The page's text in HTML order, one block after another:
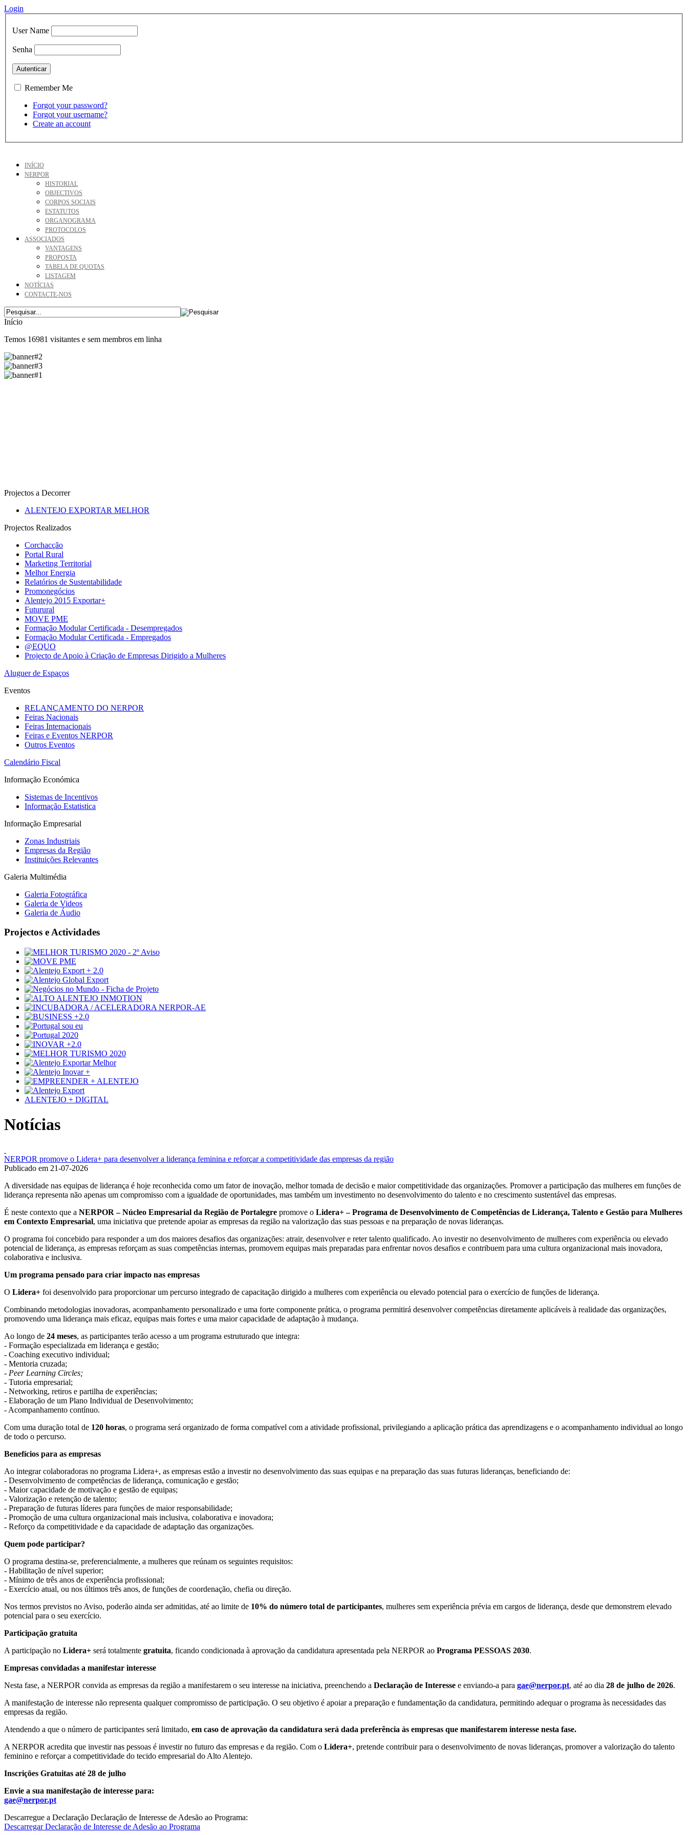
Login
User Name
Senha
Remember Me
Forgot your password?
Forgot your username?
Create an account
INÍCIO
NERPOR
HISTORIAL
OBJECTIVOS
CORPOS SOCIAIS
ESTATUTOS
ORGANOGRAMA
PROTOCOLOS
ASSOCIADOS
VANTAGENS
PROPOSTA
TABELA DE QUOTAS
LISTAGEM
NOTÍCIAS
CONTACTE-NOS
Início
Temos 16981 visitantes e sem membros em linha
Projectos a Decorrer
ALENTEJO EXPORTAR MELHOR
Projectos Realizados
Corchacção
Portal Rural
Marketing Territorial
Melhor Energia
Relatórios de Sustentabilidade
Promonegócios
Alentejo 2015 Exportar+
Futurural
MOVE PME
Formação Modular Certificada - Desempregados
Formação Modular Certificada - Empregados
@EQUO
Projecto de Apoio à Criação de Empresas Dirigido a Mulheres
Aluguer de Espaços
Eventos
RELANÇAMENTO DO NERPOR
Feiras Nacionais
Feiras Internacionais
Feiras e Eventos NERPOR
Outros Eventos
Calendário Fiscal
Informação Económica
Sistemas de Incentivos
Informação Estatistica
Informação Empresarial
Zonas Industriais
Empresas da Região
Instituições Relevantes
Galeria Multimédia
Galeria Fotográfica
Galeria de Videos
Galeria de Áudio
Projectos e Actividades
ALENTEJO + DIGITAL
Notícias
NERPOR promove o Lidera+ para desenvolver a liderança feminina e reforçar a competitividade das empresas da região
Publicado em 21-07-2026
A diversidade nas equipas de liderança é hoje reconhecida como um fator de inovação, melhor tomada de decisão e maior competitividade das organizações. Promover a participação das mulheres em funções de
liderança representa não apenas um compromisso com a igualdade de oportunidades, mas também um investimento no desenvolvimento do talento e no crescimento sustentável das empresas.
É neste contexto que a NERPOR – Núcleo Empresarial da Região de Portalegre promove o Lidera+ – Programa de Desenvolvimento de Competências de Liderança, Talento e Gestão para Mulheres
em Contexto Empresarial, uma iniciativa que pretende apoiar as empresas da região na valorização das suas pessoas e na preparação de novas lideranças.
O programa foi concebido para responder a um dos maiores desafios das organizações: atrair, desenvolver e reter talento qualificado. Ao investir no desenvolvimento de mulheres com experiência ou elevado
potencial de liderança, as empresas reforçam as suas competências internas, promovem equipas mais preparadas para enfrentar novos desafios e contribuem para uma cultura organizacional mais inovadora,
colaborativa e inclusiva.
Um programa pensado para criar impacto nas empresas
O Lidera+ foi desenvolvido para proporcionar um percurso integrado de capacitação dirigido a mulheres com experiência ou elevado potencial para o exercício de funções de liderança.
Combinando metodologias inovadoras, acompanhamento personalizado e uma forte componente prática, o programa permitirá desenvolver competências diretamente aplicáveis à realidade das organizações,
promovendo uma liderança mais eficaz, equipas mais fortes e uma maior capacidade de adaptação à mudança.
Ao longo de 24 meses, as participantes terão acesso a um programa estruturado que integra:
- Formação especializada em liderança e gestão;
- Coaching executivo individual;
- Mentoria cruzada;
- Peer Learning Circles;
- Tutoria empresarial;
- Networking, retiros e partilha de experiências;
- Elaboração de um Plano Individual de Desenvolvimento;
- Acompanhamento contínuo.
Com uma duração total de 120 horas, o programa será organizado de forma compatível com a atividade profissional, privilegiando a aplicação prática das aprendizagens e o acompanhamento individual ao longo
de todo o percurso.
Benefícios para as empresas
Ao integrar colaboradoras no programa Lidera+, as empresas estão a investir no desenvolvimento das suas equipas e na preparação das suas futuras lideranças, beneficiando de:
- Desenvolvimento de competências de liderança, comunicação e gestão;
- Maior capacidade de motivação e gestão de equipas;
- Valorização e retenção de talento;
- Preparação de futuras líderes para funções de maior responsabilidade;
- Promoção de uma cultura organizacional mais inclusiva, colaborativa e inovadora;
- Reforço da competitividade e da capacidade de adaptação das organizações.
Quem pode participar?
O programa destina-se, preferencialmente, a mulheres que reúnam os seguintes requisitos:
- Habilitação de nível superior;
- Mínimo de três anos de experiência profissional;
- Exercício atual, ou nos últimos três anos, de funções de coordenação, chefia ou direção.
Nos termos previstos no Aviso, poderão ainda ser admitidas, até ao limite de 10% do número total de participantes, mulheres sem experiência prévia em cargos de liderança, desde que demonstrem elevado
potencial para o seu exercício.
Participação gratuita
A participação no Lidera+ será totalmente gratuita, ficando condicionada à aprovação da candidatura apresentada pela NERPOR ao Programa PESSOAS 2030.
Empresas convidadas a manifestar interesse
Nesta fase, a NERPOR convida as empresas da região a manifestarem o seu interesse na iniciativa, preenchendo a Declaração de Interesse e enviando-a para gae@nerpor.pt, até ao dia 28 de julho de 2026.
A manifestação de interesse não representa qualquer compromisso de participação. O seu objetivo é apoiar a preparação e fundamentação da candidatura, permitindo adequar o programa às necessidades das
empresas da região.
Atendendo a que o número de participantes será limitado, em caso de aprovação da candidatura será dada preferência às empresas que manifestarem interesse nesta fase.
A NERPOR acredita que investir nas pessoas é investir no futuro das empresas e da região. Com o Lidera+, pretende contribuir para o desenvolvimento de novas lideranças, promover a valorização do talento
feminino e reforçar a competitividade do tecido empresarial do Alto Alentejo.
Inscrições Gratuitas até 28 de julho
Envie a sua manifestação de interesse para:
gae@nerpor.pt
Descarregue a Declaração Declaração de Interesse de Adesão ao Programa:
Descarregar Declaração de Interesse de Adesão ao Programa